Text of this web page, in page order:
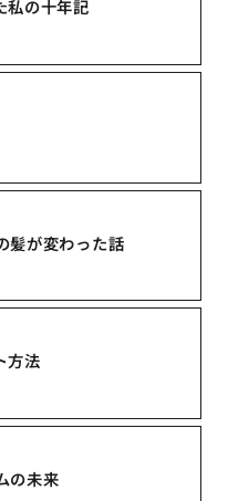
私の十年記
髪が変わった話
方法
の未来